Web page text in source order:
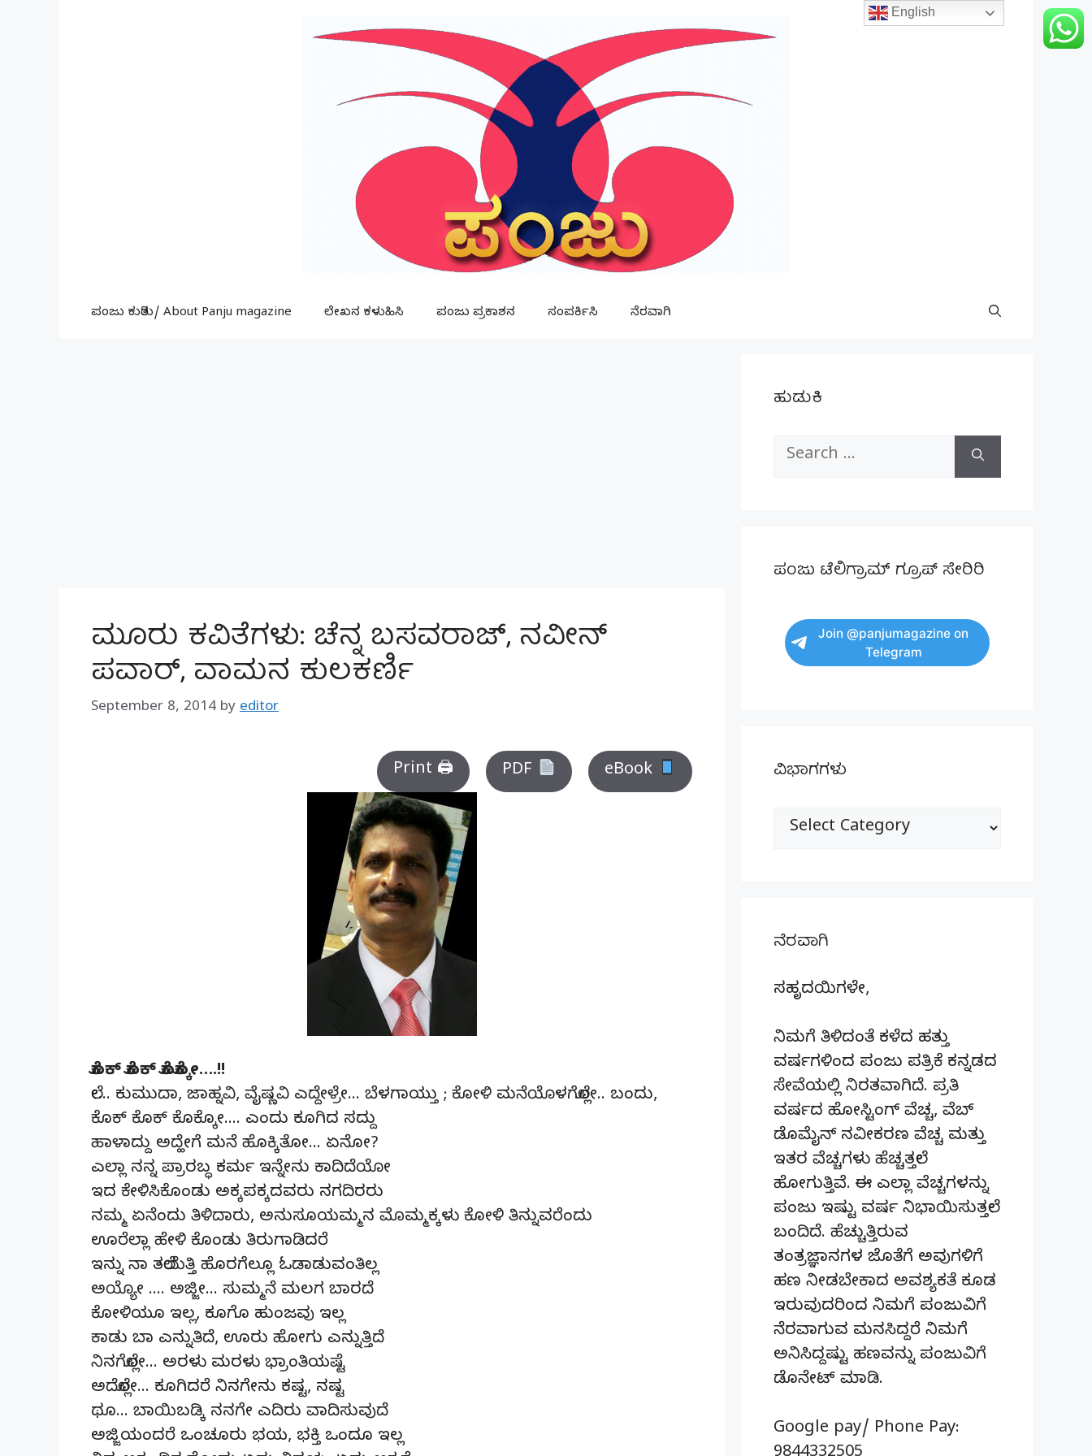
ಪಂಜು ಕುರಿತು/ About Panju magazine ಲೇಖನ ಕಳುಹಿಸಿ ಪಂಜು ಪ್ರಕಾಶನ ಸಂಪರ್ಕಿಸಿ ನೆರವಾಗಿ
ಮೂರು ಕವಿತೆಗಳು: ಚೆನ್ನ ಬಸವರಾಜ್, ನವೀನ್
ಪವಾರ್, ವಾಮನ ಕುಲಕರ್ಣಿ
September 8, 2014 by editor
Print 🖨 PDF eBook
ಕೊಕ್ ಕೊಕ್ ಕೊಕ್ಕೋ….!!
ಲೇ… ಕುಮುದಾ, ಜಾಹ್ನವಿ, ವೈಷ್ಣವಿ ಎದ್ದೇಳ್ರೇ… ಬೆಳಗಾಯ್ತು ; ಕೋಳಿ ಮನೆಯೊಳಗೆಲ್ಲೋ.. ಬಂದು,
ಕೊಕ್ ಕೊಕ್ ಕೊಕ್ಕೋ…. ಎಂದು ಕೂಗಿದ ಸದ್ದು
ಹಾಳಾದ್ದು ಅದ್ಹೇಗೆ ಮನೆ ಹೊಕ್ಕಿತೋ… ಏನೋ?
ಎಲ್ಲಾ ನನ್ನ ಪ್ರಾರಬ್ಧ ಕರ್ಮ ಇನ್ನೇನು ಕಾದಿದೆಯೋ
ಇದ ಕೇಳಿಸಿಕೊಂಡು ಅಕ್ಕಪಕ್ಕದವರು ನಗದಿರರು
ನಮ್ಮ ಏನೆಂದು ತಿಳಿದಾರು, ಅನುಸೂಯಮ್ಮನ ಮೊಮ್ಮಕ್ಕಳು ಕೋಳಿ ತಿನ್ನುವರೆಂದು
ಊರೆಲ್ಲಾ ಹೇಳಿ ಕೊಂಡು ತಿರುಗಾಡಿದರೆ
ಇನ್ನು ನಾ ತಲೆಯೆತ್ತಿ ಹೊರಗೆಲ್ಲೂ ಓಡಾಡುವಂತಿಲ್ಲ
ಅಯ್ಯೋ …. ಅಜ್ಜೀ… ಸುಮ್ಮನೆ ಮಲಗ ಬಾರದೆ
ಕೋಳಿಯೂ ಇಲ್ಲ, ಕೂಗೊ ಹುಂಜವು ಇಲ್ಲ
ಕಾಡು ಬಾ ಎನ್ನುತಿದೆ, ಊರು ಹೋಗು ಎನ್ನುತ್ತಿದೆ
ನಿನಗೆಲ್ಲೋ… ಅರಳು ಮರಳು ಭ್ರಾಂತಿಯಷ್ಟೆ
ಅದೆಲ್ಲೋ… ಕೂಗಿದರೆ ನಿನಗೇನು ಕಷ್ಟ, ನಷ್ಟ
ಥೂ… ಬಾಯಿಬಡ್ಕಿ ನನಗೇ ಎದಿರು ವಾದಿಸುವುದೆ
ಅಜ್ಜಿಯಂದರೆ ಒಂಚೂರು ಭಯ, ಭಕ್ತಿ ಒಂದೂ ಇಲ್ಲ
ಹುಡುಕಿ
Search
ಪಂಜು ಟೆಲಿಗ್ರಾಮ್ ಗ್ರೂಪ್ ಸೇರಿರಿ
Join @panjumagazine on
Telegram
ವಿಭಾಗಗಳು
ವಿಭಾಗಗಳು
ನೆರವಾಗಿ
ಸಹೃದಯಿಗಳೇ,
ನಿಮಗೆ ತಿಳಿದಂತೆ ಕಳೆದ ಹತ್ತು
ವರ್ಷಗಳಿಂದ ಪಂಜು ಪತ್ರಿಕೆ ಕನ್ನಡದ
ಸೇವೆಯಲ್ಲಿ ನಿರತವಾಗಿದೆ. ಪ್ರತಿ
ವರ್ಷದ ಹೋಸ್ಟಿಂಗ್‌ ವೆಚ್ಚ, ವೆಬ್‌
ಡೊಮೈನ್‌ ನವೀಕರಣ ವೆಚ್ಚ ಮತ್ತು
ಇತರ ವೆಚ್ಚಗಳು ಹೆಚ್ಚತ್ತಲೇ
ಹೋಗುತ್ತಿವೆ. ಈ ಎಲ್ಲಾ ವೆಚ್ಚಗಳನ್ನು
ಪಂಜು ಇಷ್ಟು ವರ್ಷ ನಿಭಾಯಿಸುತ್ತಲೇ
ಬಂದಿದೆ. ಹೆಚ್ಚುತ್ತಿರುವ
ತಂತ್ರಜ್ಞಾನಗಳ ಜೊತೆಗೆ ಅವುಗಳಿಗೆ
ಹಣ ನೀಡಬೇಕಾದ ಅವಶ್ಯಕತೆ ಕೂಡ
ಇರುವುದರಿಂದ ನಿಮಗೆ ಪಂಜುವಿಗೆ
ನೆರವಾಗುವ ಮನಸಿದ್ದರೆ ನಿಮಗೆ
ಅನಿಸಿದ್ದಷ್ಟು ಹಣವನ್ನು ಪಂಜುವಿಗೆ
ಡೊನೇಟ್‌ ಮಾಡಿ.
Google pay/ Phone Pay:
English